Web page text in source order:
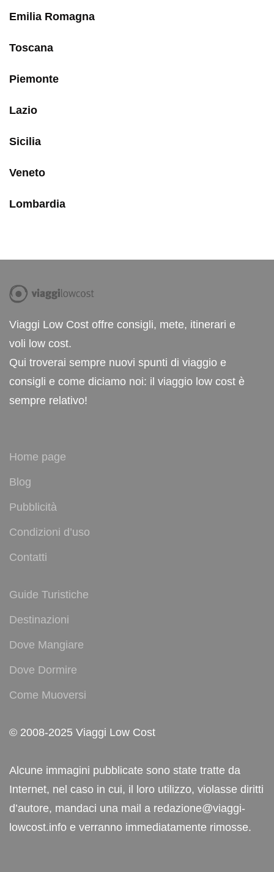
Emilia Romagna
Toscana
Piemonte
Lazio
Sicilia
Veneto
Lombardia
Viaggi Low Cost offre consigli, mete, itinerari e
voli low cost.
Qui troverai sempre nuovi spunti di viaggio e
consigli e come diciamo noi: il viaggio low cost è
sempre relativo!
Home page
Blog
Pubblicità
Condizioni d’uso
Contatti
Guide Turistiche
Destinazioni
Dove Mangiare
Dove Dormire
Come Muoversi
© 2008-2025 Viaggi Low Cost
Alcune immagini pubblicate sono state tratte da
Internet, nel caso in cui, il loro utilizzo, violasse diritti
d’autore, mandaci una mail a redazione@viaggi-
lowcost.info e verranno immediatamente rimosse.